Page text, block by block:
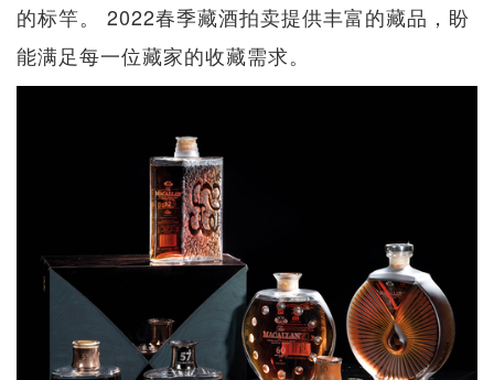
的标竿。 2022春季藏酒拍卖提供丰富的藏品，盼
能满足每一位藏家的收藏需求。